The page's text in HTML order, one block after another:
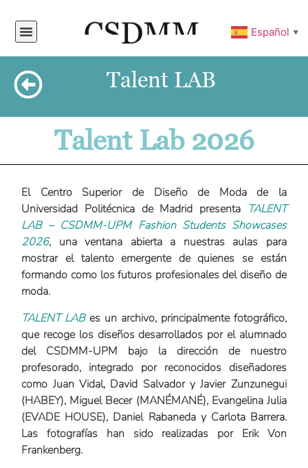
Español ▼
Talent LAB
Talent Lab 2026
El Centro Superior de Diseño de Moda de la
Universidad Politécnica de Madrid presenta TALENT
LAB – CSDMM-UPM Fashion Students Showcases
2026, una ventana abierta a nuestras aulas para
mostrar el talento emergente de quienes se están
formando como los futuros profesionales del diseño de
moda.
TALENT LAB es un archivo, principalmente fotográfico,
que recoge los diseños desarrollados por el alumnado
del CSDMM-UPM bajo la dirección de nuestro
profesorado, integrado por reconocidos diseñadores
como Juan Vidal, David Salvador y Javier Zunzunegui
(HABEY), Miguel Becer (MANÉMANÉ), Evangelina Julia
(EVADE HOUSE), Daniel Rabaneda y Carlota Barrera.
Las fotografías han sido realizadas por Erik Von
Frankenberg.